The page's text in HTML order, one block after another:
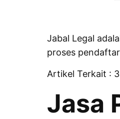
Jabal Legal
proses
Artikel Terkait :
Jasa